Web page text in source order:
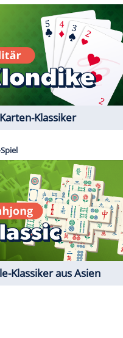
Katzen
Mio-
Kostenlos